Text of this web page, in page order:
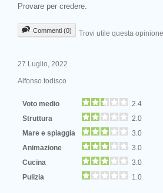
Provare per credere.
Commenti (0) Trovi utile questa
27 Luglio, 2022
Alfonso todisco
Voto medio
2.4
Struttura
2.0
Mare e spiaggia
3.0
Animazione
3.0
Cucina
3.0
Pulizia
1.0